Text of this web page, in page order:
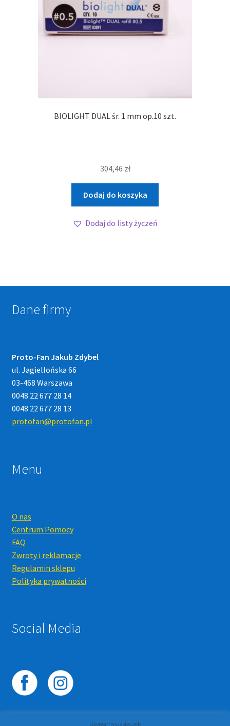
BIOLIGHT DUAL śr. 1 mm op.10 szt.
304,46 zł
Dodaj do koszyka
Dodaj do listy życzeń
Dane firmy
Proto-Fan Jakub Zdybel
ul. Jagiellońska 66
03-468 Warszawa
0048 22 677 28 14
0048 22 677 28 13
protofan@protofan.pl
Menu
O nas
Centrum Pomocy
FAQ
Zwroty i reklamacje
Regulamin sklepu
Polityka prywatności
Social Media
Używamy ciasteczek